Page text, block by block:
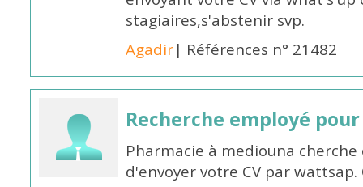
stagiaires,s'abstenir svp.
Agadir| Références n° 21482
Recherche employé
Pharmacie à mediouna
d'envoyer votre CV par